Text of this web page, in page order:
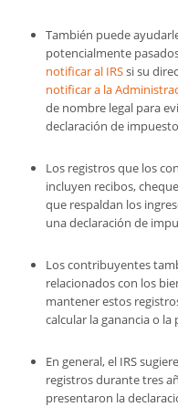
También puede
potencialmente
notificar al IRSsi su
notificar a la
de nombre legal para
declaración de
Los registros que los
incluyen recibos,
que respaldan los
una declaración de
Los contribuyentes
relacionados con los
mantener estos
calcular la ganancia o la
En general, el IRS
registros durante tres
presentaron la